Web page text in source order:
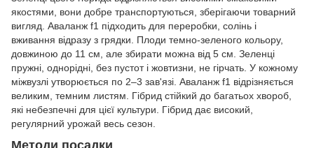
якостями, вони добре транспортуються, зберігаючи товарний
вигляд. Аваланж f1 підходить для переробки, солінь і
вживання відразу з грядки. Плоди темно-зеленого кольору,
довжиною до 11 см, але збирати можна від 5 см. Зеленці
пружні, однорідні, без пустот і жовтизни, не гірчать. У кожному
міжвузлі утворюється по 2–3 зав'язі. Аваланж f1 відрізняється
великим, темним листям. Гібрид стійкий до багатьох хвороб,
які небезпечні для цієї культури. Гібрид дає високий,
регулярний урожай весь сезон.